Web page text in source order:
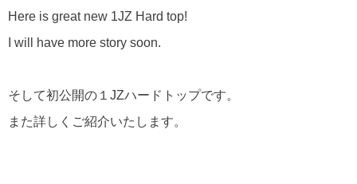
Here is great new 1JZ Hard top!
I will have more story soon.
そして初公開の１JZハードトップです。
また詳しくご紹介いたします。